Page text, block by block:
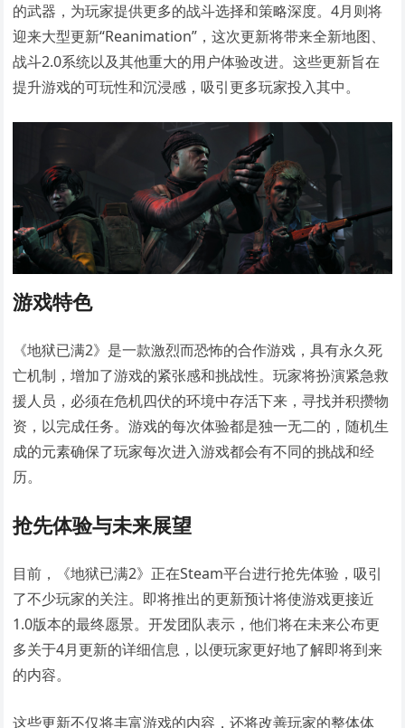
的武器，为玩家提供更多的战斗选择和策略深度。4月则将
迎来大型更新“Reanimation”，这次更新将带来全新地图、
战斗2.0系统以及其他重大的用户体验改进。这些更新旨在
提升游戏的可玩性和沉浸感，吸引更多玩家投入其中。
游戏特色
《地狱已满2》是一款激烈而恐怖的合作游戏，具有永久死
亡机制，增加了游戏的紧张感和挑战性。玩家将扮演紧急救
援人员，必须在危机四伏的环境中存活下来，寻找并积攒物
资，以完成任务。游戏的每次体验都是独一无二的，随机生
成的元素确保了玩家每次进入游戏都会有不同的挑战和经
历。
抢先体验与未来展望
目前，《地狱已满2》正在Steam平台进行抢先体验，吸引
了不少玩家的关注。即将推出的更新预计将使游戏更接近
1.0版本的最终愿景。开发团队表示，他们将在未来公布更
多关于4月更新的详细信息，以便玩家更好地了解即将到来
的内容。
这些更新不仅将丰富游戏的内容，还将改善玩家的整体体